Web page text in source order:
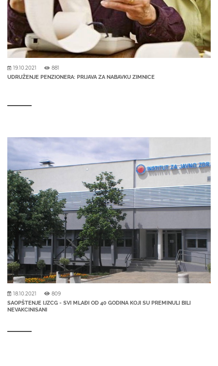
19.10.2021 881
UDRUŽENJE PENZIONERA: PRIJAVA ZA NABAVKU ZIMNICE
18.10.2021 809
SAOPŠTENJE IJZCG - SVI MLAĐI OD 40 GODINA KOJI SU PREMINULI BILI
NEVAKCINISANI